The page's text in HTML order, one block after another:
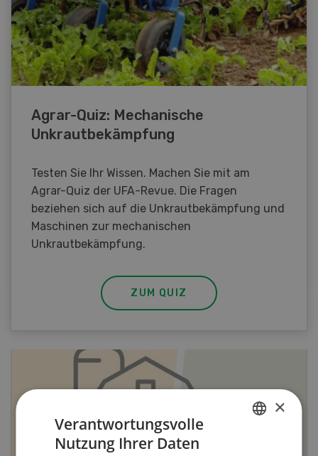
Agrar-Quiz: Mechanische
Unkrautbekämpfung
Testen Sie Ihr Wissen. Machen Sie mit am
Agrar-Quiz der UFA-Revue. Die Fragen
beziehen sich auf die Unkrautbekämpfung und
Maschinen zur mechanischen
Unkrautbekämpfung.
ZUM QUIZ
×
Verantwortungsvolle
Nutzung Ihrer Daten